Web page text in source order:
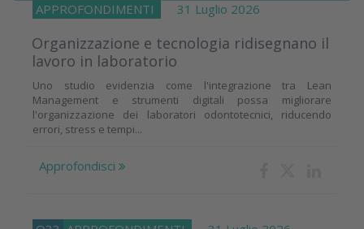
APPROFONDIMENTI 31 Luglio 2026
Organizzazione e tecnologia ridisegnano il
lavoro in laboratorio
Uno studio evidenzia come l'integrazione tra Lean
Management e strumenti digitali possa migliorare
l'organizzazione dei laboratori odontotecnici, riducendo
errori, stress e tempi...
Approfondisci